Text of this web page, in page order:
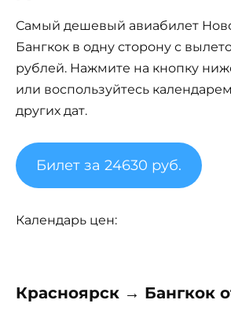
Самый дешевый авиабилет
Бангкок в одну сторону с
рублей. Нажмите на кнопку
или воспользуйтесь
других дат.
Билет за 24630 руб.
Календарь цен:
Красноярск → Бангкок